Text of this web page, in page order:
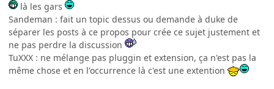
là les gars
Sandeman : fait un topic dessus ou demande à duke de
séparer les posts à ce propos pour crée ce sujet justement et
ne pas perdre la discussion
TuXXX : ne mélange pas pluggin et extension, ça n'est pas la
même chose et en l'occurrence là c'est une extention